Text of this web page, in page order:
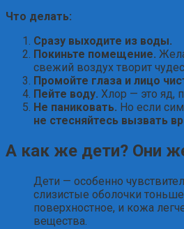
Что делать:
Сразу выходите из воды.
Покиньте помещение.
свежий воздух творит
Промойте глаза и лицо
Пейте воду. Хлор — это яд,
Не паниковать. Но если
не стесняйтесь вызвать
А как же дети? Они
Дети — особенно
слизистые оболочки
поверхностное, и кожа
вещества.